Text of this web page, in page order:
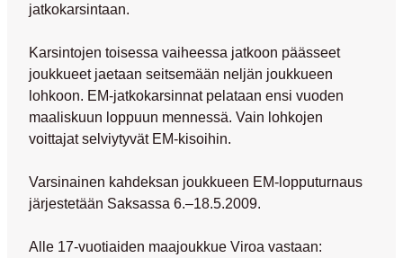
jatkokarsintaan.
Karsintojen toisessa vaiheessa jatkoon päässeet
joukkueet jaetaan seitsemään neljän joukkueen
lohkoon. EM-jatkokarsinnat pelataan ensi vuoden
maaliskuun loppuun mennessä. Vain lohkojen
voittajat selviytyvät EM-kisoihin.
Varsinainen kahdeksan joukkueen EM-lopputurnaus
järjestetään Saksassa 6.–18.5.2009.
Alle 17-vuotiaiden maajoukkue Viroa vastaan: